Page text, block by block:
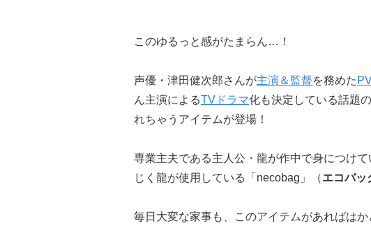
このゆるっと感がたまらん…！
声優・津田健次郎さんが主演＆監督を務めた
ん主演によるTVドラマ化も決定している話題
れちゃうアイテムが登場！
専業主夫である主人公・龍が作中で身につけ
じく龍が使用している「necobag」（エコバッ
毎日大変な家事も、このアイテムがあればは